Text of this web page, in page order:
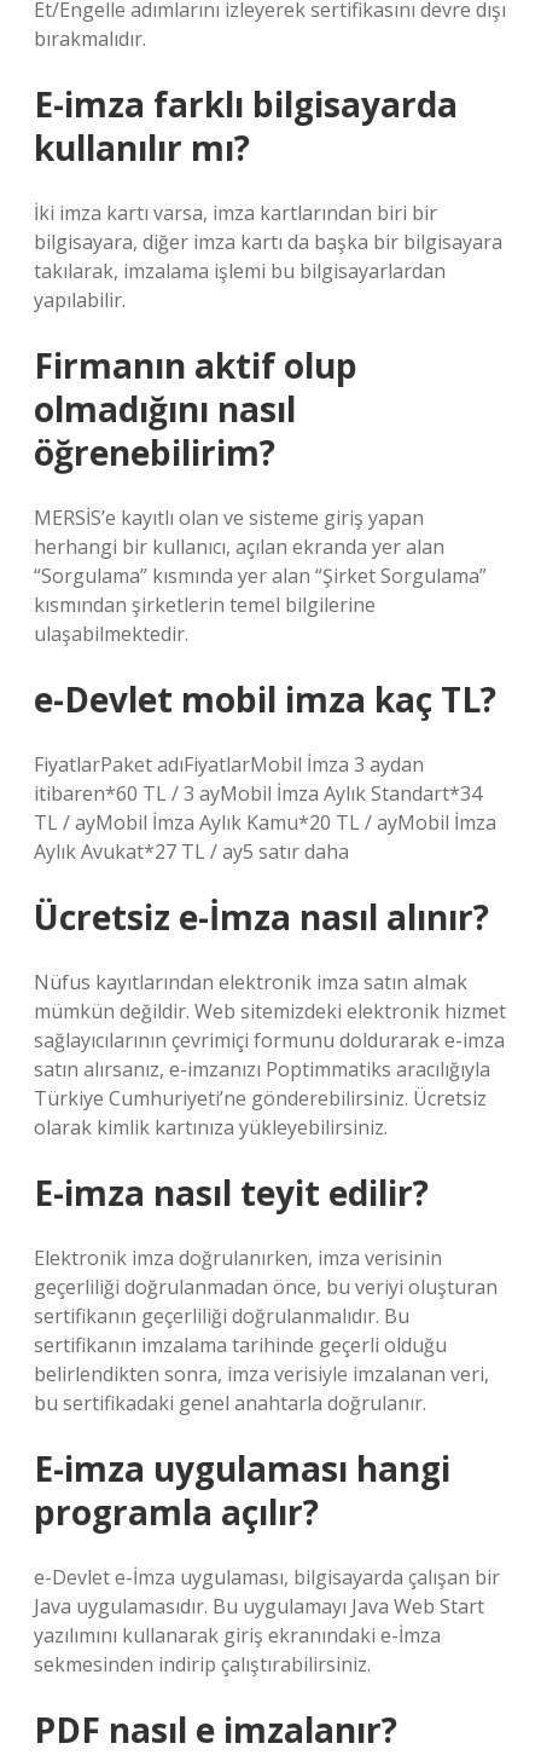
Et/Engelle adımlarını izleyerek sertifikasını devre dışı
bırakmalıdır.
E-imza farklı bilgisayarda
kullanılır mı?
İki imza kartı varsa, imza kartlarından biri bir
bilgisayara, diğer imza kartı da başka bir bilgisayara
takılarak, imzalama işlemi bu bilgisayarlardan
yapılabilir.
Firmanın aktif olup
olmadığını nasıl
öğrenebilirim?
MERSİS’e kayıtlı olan ve sisteme giriş yapan
herhangi bir kullanıcı, açılan ekranda yer alan
“Sorgulama” kısmında yer alan “Şirket Sorgulama”
kısmından şirketlerin temel bilgilerine
ulaşabilmektedir.
e-Devlet mobil imza kaç TL?
FiyatlarPaket adıFiyatlarMobil İmza 3 aydan
itibaren*60 TL / 3 ayMobil İmza Aylık Standart*34
TL / ayMobil İmza Aylık Kamu*20 TL / ayMobil İmza
Aylık Avukat*27 TL / ay5 satır daha
Ücretsiz e-İmza nasıl alınır?
Nüfus kayıtlarından elektronik imza satın almak
mümkün değildir. Web sitemizdeki elektronik hizmet
sağlayıcılarının çevrimiçi formunu doldurarak e-imza
satın alırsanız, e-imzanızı Poptimmatiks aracılığıyla
Türkiye Cumhuriyeti’ne gönderebilirsiniz. Ücretsiz
olarak kimlik kartınıza yükleyebilirsiniz.
E-imza nasıl teyit edilir?
Elektronik imza doğrulanırken, imza verisinin
geçerliliği doğrulanmadan önce, bu veriyi oluşturan
sertifikanın geçerliliği doğrulanmalıdır. Bu
sertifikanın imzalama tarihinde geçerli olduğu
belirlendikten sonra, imza verisiyle imzalanan veri,
bu sertifikadaki genel anahtarla doğrulanır.
E-imza uygulaması hangi
programla açılır?
e-Devlet e-İmza uygulaması, bilgisayarda çalışan bir
Java uygulamasıdır. Bu uygulamayı Java Web Start
yazılımını kullanarak giriş ekranındaki e-İmza
sekmesinden indirip çalıştırabilirsiniz.
PDF nasıl e imzalanır?